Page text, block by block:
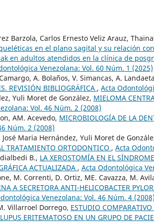
Barzola, Carlos Ernesto Veliz Arauz,
en el plano sagital y su relación
en adultos atendidos en la clínica de
Venezolana: Vol. 60 Núm. 1 (2025)
A. Bolaños, V. Simancas, A.
REVISIÓN BIBLIOGRÁFICA , Acta
Yuli Moret de González, MIELOMA
Vol. 46 Núm. 2 (2008)
AM. Acevedo, MICROBIOLOGÍA DE LA
Núm. 2 (2008)
Maria Hernández, Yuli Moret de
TRATAMIENTO ORTODONTICO , Acta
B., LA XEROSTOMÍA EN EL
ACTUALIZADA , Acta Odontológica
M. Correnti, D. Ortiz, ME. Cavazza, M.
A SECRETORA ANTI-HELICOBACTER
Venezolana: Vol. 46 Núm. 4 (2008)
Villarroel Dorrego, ESTUDIO
ERITEMATOSO EN UN GRUPO DE